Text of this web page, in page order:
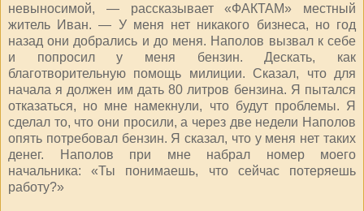
невыносимой, — рассказывает «ФАКТАМ» местный
житель Иван. — У меня нет никакого бизнеса, но год
назад они добрались и до меня. Наполов вызвал к себе
и попросил у меня бензин. Дескать, как
благотворительную помощь милиции. Сказал, что для
начала я должен им дать 80 литров бензина. Я пытался
отказаться, но мне намекнули, что будут проблемы. Я
сделал то, что они просили, а через две недели Наполов
опять потребовал бензин. Я сказал, что у меня нет таких
денег. Наполов при мне набрал номер моего
начальника: «Ты понимаешь, что сейчас потеряешь
работу?»